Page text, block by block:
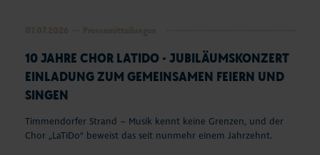
10 JAHRE CHOR LATIDO - JUBILÄUMSKONZERT
EINLADUNG ZUM GEMEINSAMEN FEIERN UND
SINGEN
Timmendorfer Strand – Musik kennt keine Grenzen, und der
Chor „LaTiDo“ beweist das seit nunmehr einem Jahrzehnt.